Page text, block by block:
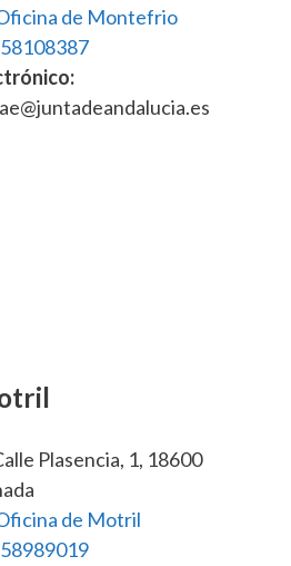
de Montefrio
Plasencia, 1, 18600
de Motril